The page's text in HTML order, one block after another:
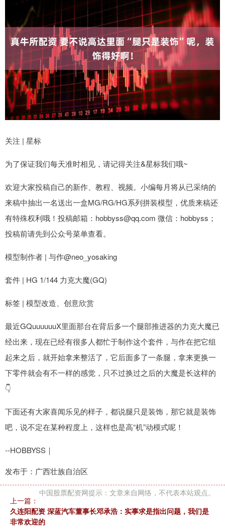
关注 | 星标
为了保证我们每天准时相见，请记得关注&星标我们哦~
欢迎大家投稿自己的新作、教程、视频。小编每月将从已采纳的
来稿中抽出一名送出一盒MG/RG/HG系列拼装模型，优质来稿还
有特殊权利哦！投稿邮箱：hobbyss@qq.com 微信：hobbyss；
投稿前请先到公众号菜单查看。
模型制作者 | 与作@neo_yosaking
套件 | HG 1/144 力克大魔(GQ)
标签 | 模型改造、创意欣赏
最近GQuuuuuuX里面那台在背后多一个腿部推进器的力克大魔已
经出来，现在已经有很多人都忙于制作这个套件，与作在把它组
起来之后，就开始拿来整活了，它后面多了一条腿，拿来更换一
下零件就会有不一样的感觉，只不过换过之后的大魔是长这样的
👇
下面还有大家喜闻乐见的样子，都说腿只是装饰，那它就是装饰
吧，说不定在某种程度上，这样也是高“机”动模式呢！
--HOBBYSS｜
发布于：广西壮族自治区
中国股票配资网提示：文章来自网络，不代表本站观点。
上一篇：
久连阳配资 深蓝汽车董事长邓承浩：实事求是指出问题，我们是
非常欢迎的